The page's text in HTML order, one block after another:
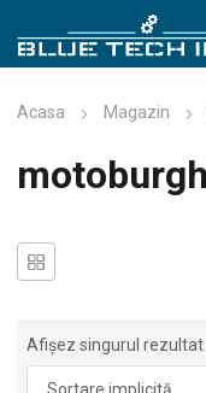
Acasa Magazin
Afișez singurul rezultat